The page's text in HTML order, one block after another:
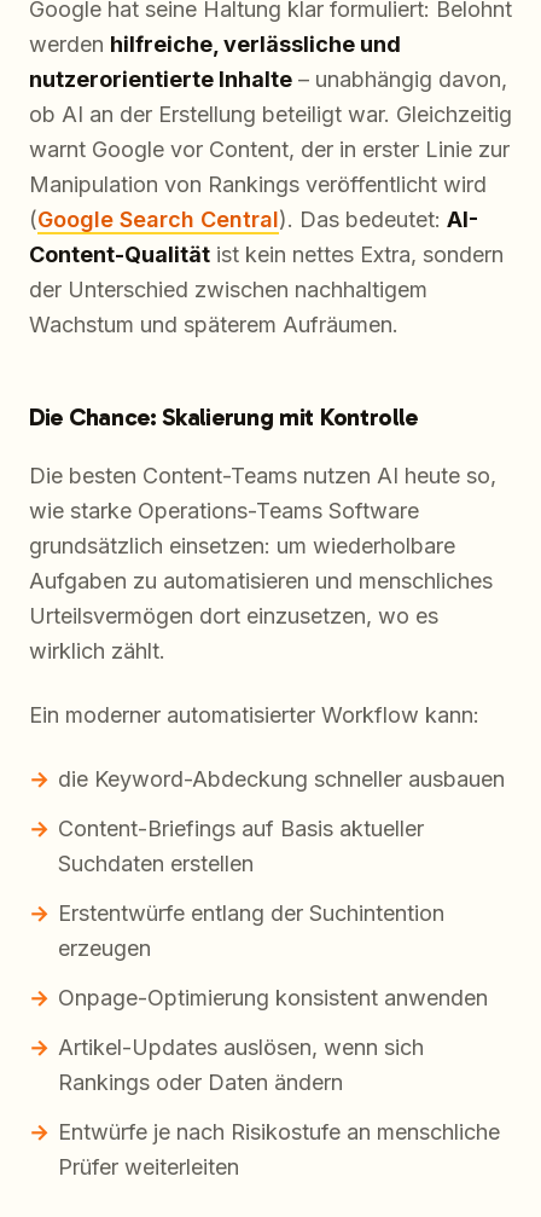
Google hat seine Haltung klar formuliert: Belohnt
werden hilfreiche, verlässliche und
nutzerorientierte Inhalte – unabhängig davon,
ob AI an der Erstellung beteiligt war. Gleichzeitig
warnt Google vor Content, der in erster Linie zur
Manipulation von Rankings veröffentlicht wird
(Google Search Central). Das bedeutet: AI-
Content-Qualität ist kein nettes Extra, sondern
der Unterschied zwischen nachhaltigem
Wachstum und späterem Aufräumen.
Die Chance: Skalierung mit Kontrolle
Die besten Content-Teams nutzen AI heute so,
wie starke Operations-Teams Software
grundsätzlich einsetzen: um wiederholbare
Aufgaben zu automatisieren und menschliches
Urteilsvermögen dort einzusetzen, wo es
wirklich zählt.
Ein moderner automatisierter Workflow kann:
die Keyword-Abdeckung schneller ausbauen
Content-Briefings auf Basis aktueller
Suchdaten erstellen
Erstentwürfe entlang der Suchintention
erzeugen
Onpage-Optimierung konsistent anwenden
Artikel-Updates auslösen, wenn sich
Rankings oder Daten ändern
Entwürfe je nach Risikostufe an menschliche
Prüfer weiterleiten